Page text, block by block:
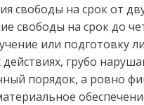
свободы на срок от
свободы на срок до
или подготовку
действиях, грубо
порядок, а ровно